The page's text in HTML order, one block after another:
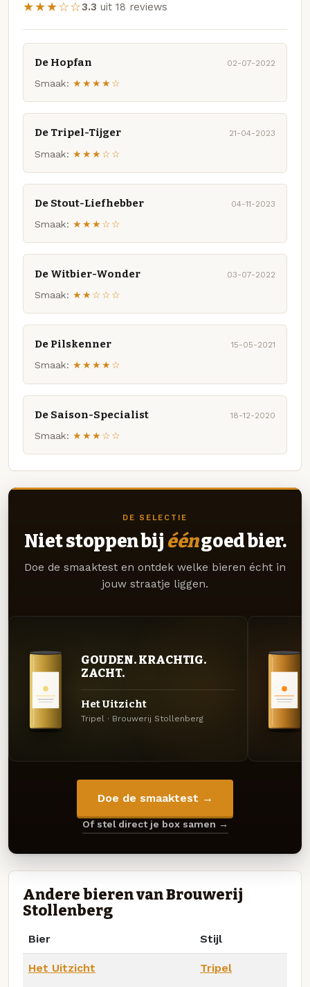
★★★☆☆3.3 uit 18 reviews
De Hopfan 02-07-2022
Smaak: ★★★★☆
De Tripel-Tijger 21-04-2023
Smaak: ★★★☆☆
De Stout-Liefhebber 04-11-2023
Smaak: ★★★☆☆
De Witbier-Wonder 03-07-2022
Smaak: ★★☆☆☆
De Pilskenner 15-05-2021
Smaak: ★★★★☆
De Saison-Specialist 18-12-2020
Smaak: ★★★☆☆
DE SELECTIE
Niet stoppen bij ééngoed bier.
Doe de smaaktest en ontdek welke bieren écht in
jouw straatje liggen.
GOUDEN. KRACHTIG.
ZACHT.
Het Uitzicht
Tripel · Brouwerij Stollenberg
Doe de smaaktest →
Of stel direct je box samen →
Andere bieren van Brouwerij
Stollenberg
Bier Stijl
Het Uitzicht Tripel